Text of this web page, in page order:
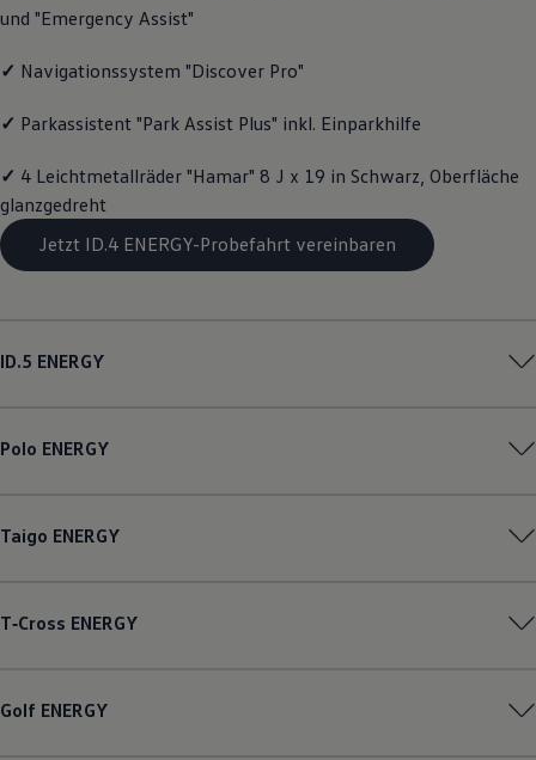
Magazin
Transport
Familie
Volkswagen R
Volkswagen Kundenbetreuung
und "Emergency Assist"
✓ Navigationssystem "Discover Pro"
✓ Parkassistent "Park Assist Plus" inkl. Einparkhilfe
✓ 4 Leichtmetallräder "Hamar" 8 J x 19 in Schwarz, Oberfläche
glanzgedreht
Jetzt ID.4 ENERGY-Probefahrt vereinbaren
ID.5 ENERGY
Polo ENERGY
Taigo ENERGY
T‑Cross ENERGY
Golf ENERGY